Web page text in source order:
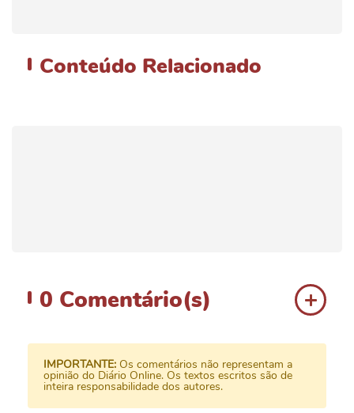
Conteúdo Relacionado
0 Comentário(s)
IMPORTANTE: Os comentários não representam a
opinião do Diário Online. Os textos escritos são de
inteira responsabilidade dos autores.